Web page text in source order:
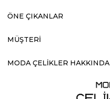
ÖNE ÇIKANLAR
MÜŞTERİ
MODA ÇELİKLER HAKKINDA